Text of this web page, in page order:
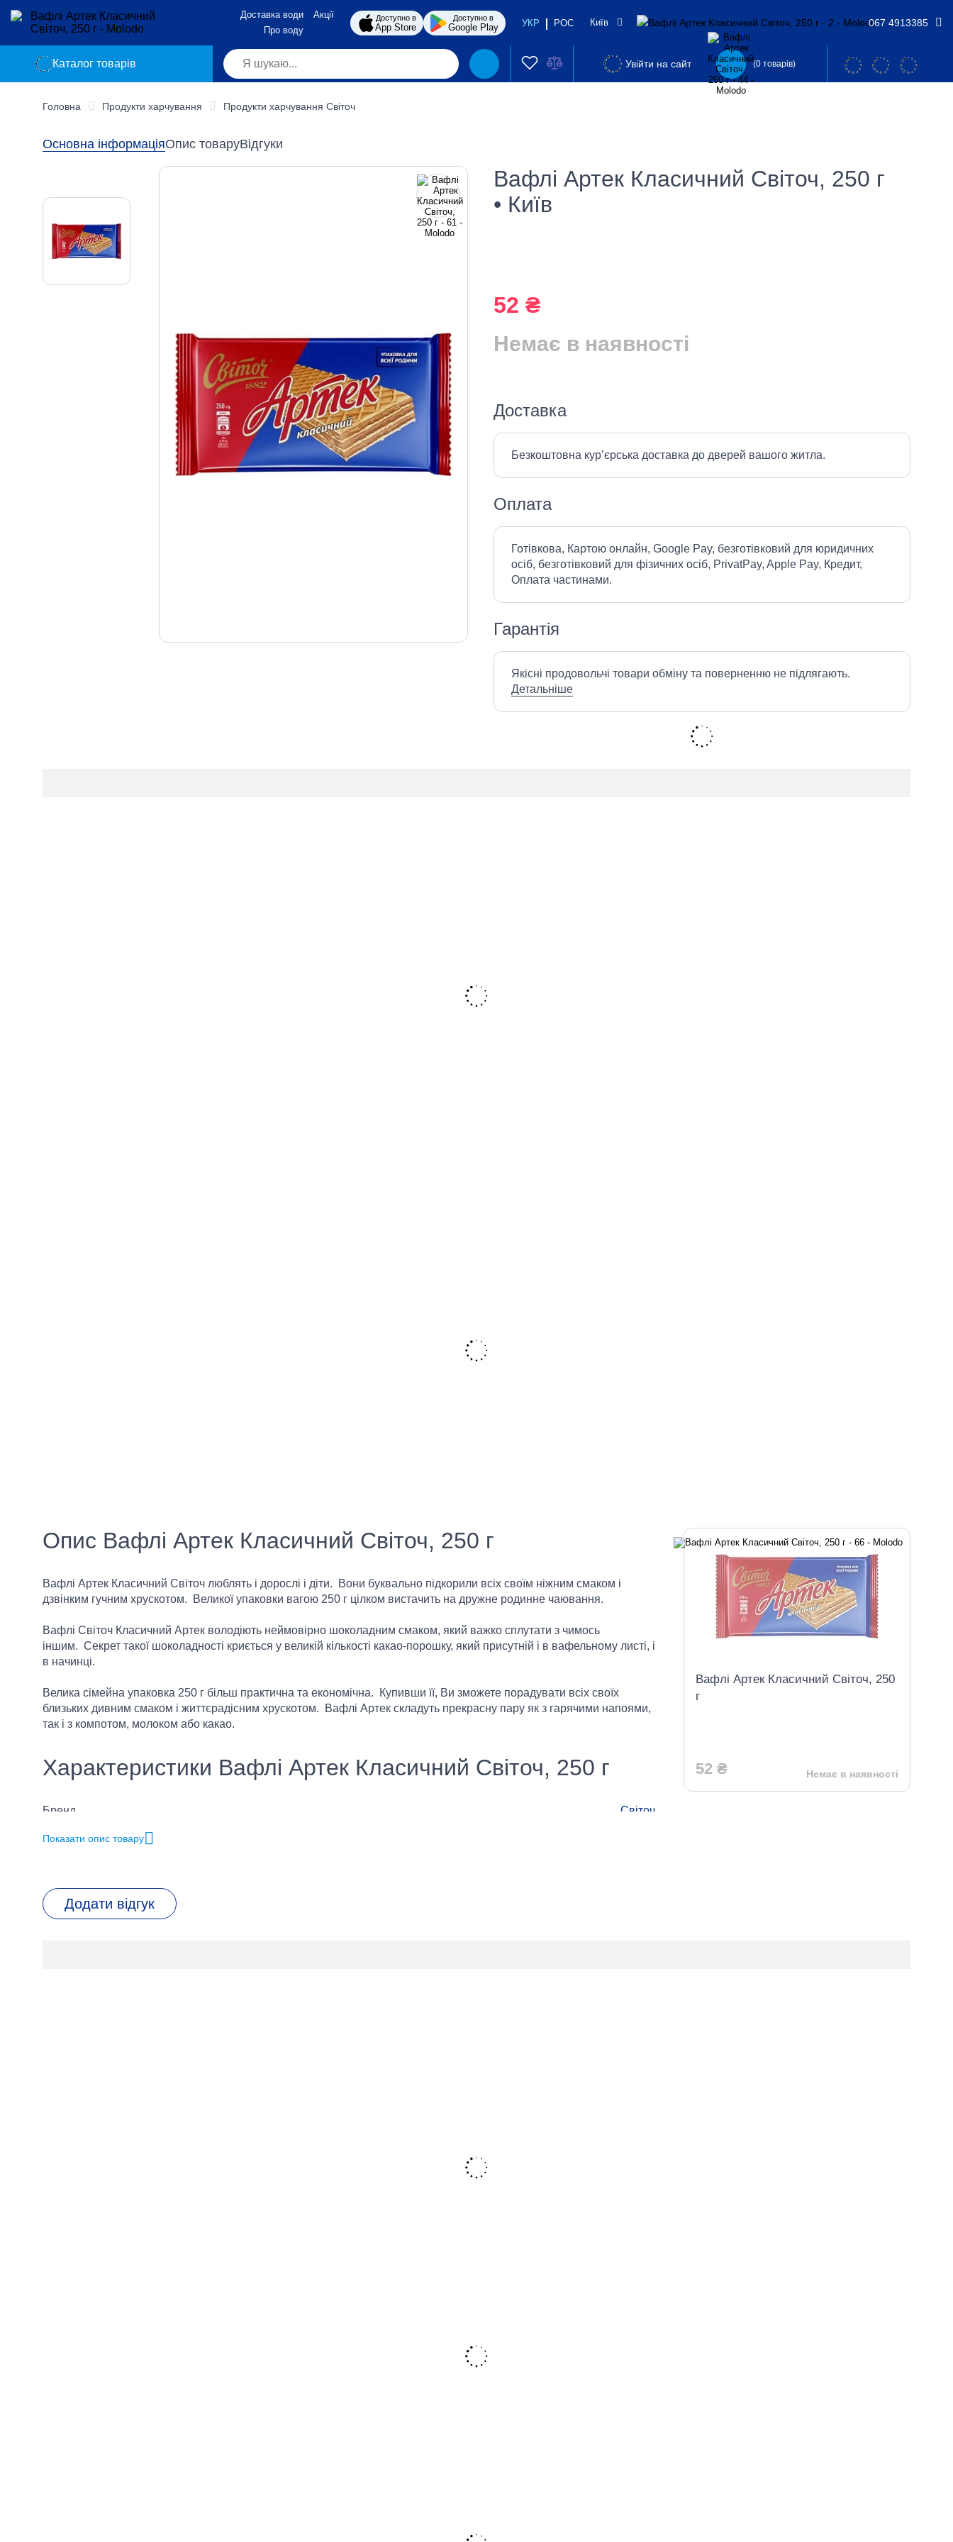
Доставка води
Акції
Про воду
Доступно в
App Store
Доступно в
Google Play УКР РОС Київ 067 4913385
Каталог товарів Увійти на сайт (0 товарів)
Головна Продукти харчування Продукти харчування Світоч
Основна інформаціяОпис товаруВідгуки
Вафлі Артек Класичний Світоч, 250 г
• Київ
52 ₴
Немає в наявності
Доставка
Безкоштовна кур’єрська доставка до дверей вашого житла.
Оплата
Готівкова, Картою онлайн, Google Pay, безготівковий для юридичних
осіб, безготівковий для фізичних осіб, PrivatPay, Apple Pay, Кредит,
Оплата частинами.
Гарантія
Якісні продовольчі товари обміну та поверненню не підлягають.
Детальніше
Опис Вафлі Артек Класичний Світоч, 250 г
Вафлі Артек Класичний Світоч люблять і дорослі і діти. Вони буквально підкорили всіх своїм ніжним смаком і
дзвінким гучним хрускотом. Великої упаковки вагою 250 г цілком вистачить на дружне родинне чаювання.
Вафлі Світоч Класичний Артек володіють неймовірно шоколадним смаком, який важко сплутати з чимось
іншим. Секрет такої шоколадності криється у великій кількості какао-порошку, який присутній і в вафельному листі, і
в начинці.
Велика сімейна упаковка 250 г більш практична та економічна. Купивши її, Ви зможете порадувати всіх своїх
близьких дивним смаком і життєрадісним хрускотом. Вафлі Артек складуть прекрасну пару як з гарячими напоями,
так і з компотом, молоком або какао.
Характеристики Вафлі Артек Класичний Світоч, 250 г
Бренд Світоч
Різновид товару
Показати опис товару
Додати відгук
Вафлі Артек Класичний Світоч, 250
г
52 ₴ Немає в наявності